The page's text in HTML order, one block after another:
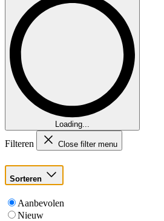
Loading...
Filteren Close filter menu
Sorteren
Aanbevolen
Nieuw